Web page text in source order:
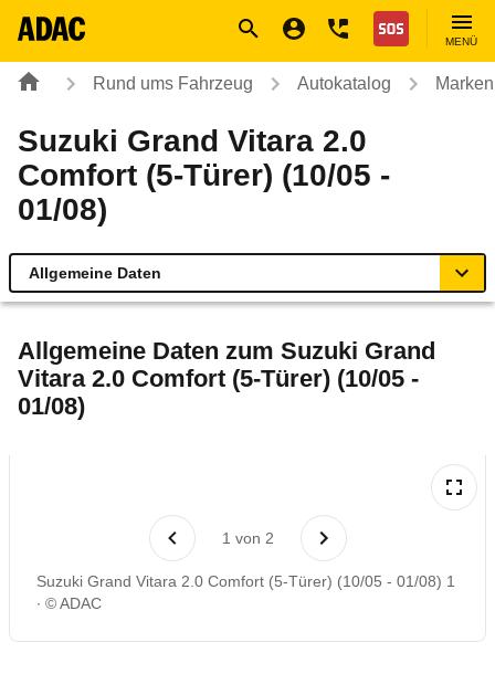
Nothilfe
MENÜ
Rund ums Fahrzeug Autokatalog
Suzuki Grand Vitara 2.0
Comfort (5-Türer) (10/05 -
01/08)
Allgemeine Daten
Technische Daten
Rückrufe & Mängel
Allgemeine Daten zum Suzuki Grand
Vitara 2.0 Comfort (5-Türer) (10/05 -
01/08)
1 von 2
Suzuki Grand Vitara 2.0 Comfort (5-Türer) (10/05 - 01/08) 1
© ADAC